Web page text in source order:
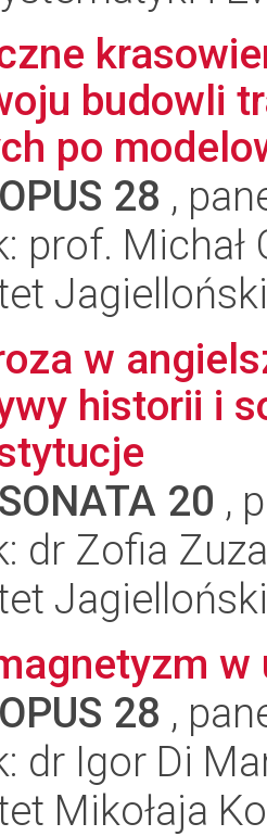
budowli
po
OPUS 28 ,
prof. Michał
Jagielloński
w
historii i
SONATA 20 ,
dr Zofia
Jagielloński
OPUS 28 ,
dr Igor Di
Mikołaja